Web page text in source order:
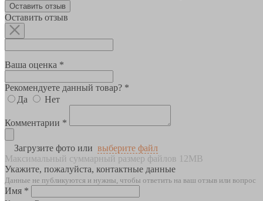
Оставить отзыв
Оставить отзыв
Ваша оценка *
Рекомендуете данный товар? *
Да
Нет
Комментарии *
Загрузите фото или выберите файл
Максимальный суммарный размер файлов 12MB
Укажите, пожалуйста, контактные данные
Данные не публикуются и нужны, чтобы ответить на ваш отзыв или вопрос
Имя *